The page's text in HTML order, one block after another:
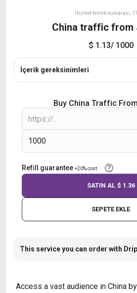
Hizmet kimlik numarası:
China traffic from
$ 1.13/ 1000
İçerik gereksinimleri
Buy China Traffic
Refill guarantee +20% cost
SEPETE EKLE
SATIN AL $ 1.36
This service you can order with
Access a vast audience in China